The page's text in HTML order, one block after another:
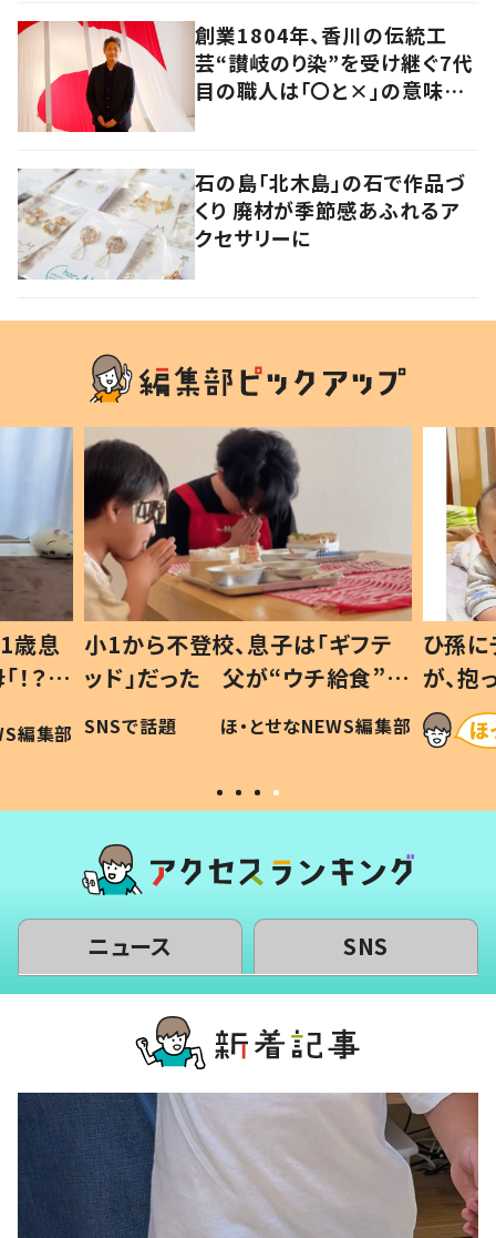
創業1804年、香川の伝統工
芸“讃岐のり染”を受け継ぐ7代
目の職人は「〇と×」の意味を
石の島「北木島」の石で作品づ
くり 廃材が季節感あふれるア
クセサリーに
歳息
？」
編集部
小1から不登校、息子は「ギフテ
ッド」だった 父が“ウチ給食”を
作り続ける理由とは #令和の親
#令和の子
SNSで話題 ほ・とせなNEWS編集部
ひ孫
が、
「涙が
い」
ニュース SNS